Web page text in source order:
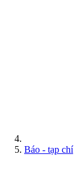
Báo - tạp chí